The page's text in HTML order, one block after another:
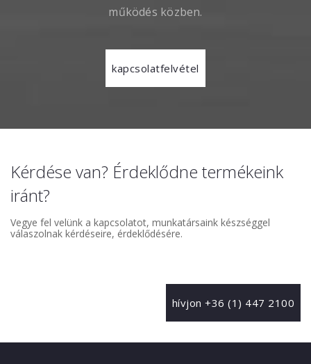
működés közben.
kapcsolatfelvétel
Kérdése van? Érdeklődne termékeink
iránt?
Vegye fel velünk a kapcsolatot, munkatársaink készséggel
válaszolnak kérdéseire, érdeklődésére.
hívjon +36 (1) 447 2100